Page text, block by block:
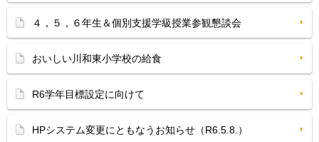
４，５，６年生＆個別支援学級授業参観懇談会
おいしい川和東小学校の給食
R6学年目標設定に向けて
HPシステム変更にともなうお知らせ（R6.5.8.）